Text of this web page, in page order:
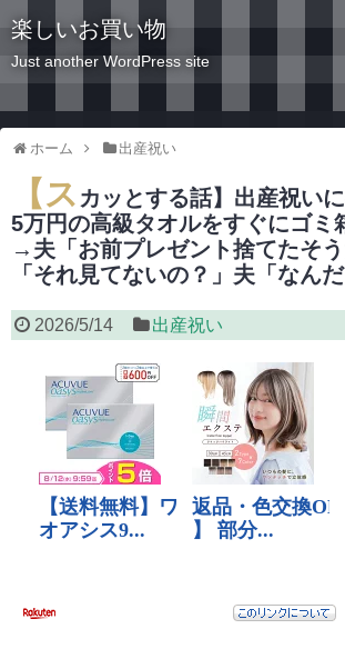
楽しいお買い物
Just another WordPress site
ホーム 出産祝い
【ス カッとする話】出産祝い
5万円の高級タオルをすぐにゴミ
→夫「お前プレゼント捨てたそ
「それ見てないの？」夫「なん
2026/5/14 出産祝い